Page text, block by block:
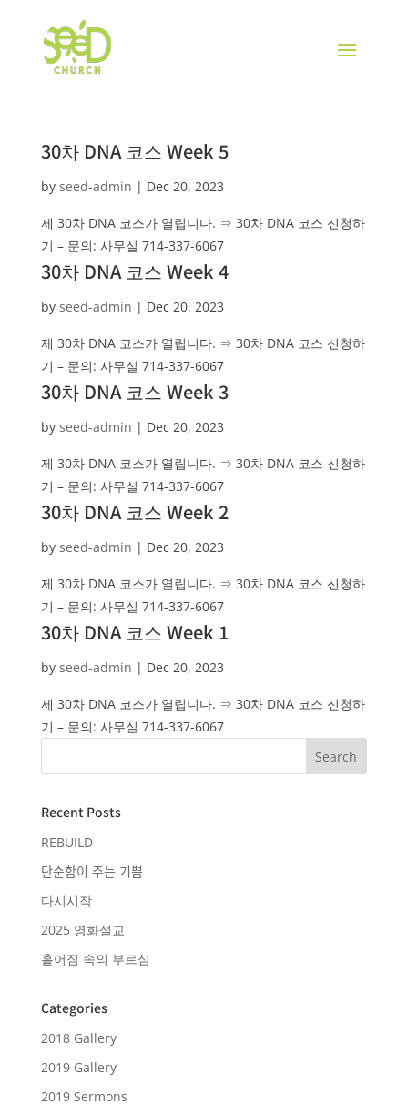
30차 DNA 코스 Week 5
by seed-admin | Dec 20, 2023
제 30차 DNA 코스가 열립니다. ⇒ 30차 DNA 코스 신청하
기 – 문의: 사무실 714-337-6067
30차 DNA 코스 Week 4
by seed-admin | Dec 20, 2023
제 30차 DNA 코스가 열립니다. ⇒ 30차 DNA 코스 신청하
기 – 문의: 사무실 714-337-6067
30차 DNA 코스 Week 3
by seed-admin | Dec 20, 2023
제 30차 DNA 코스가 열립니다. ⇒ 30차 DNA 코스 신청하
기 – 문의: 사무실 714-337-6067
30차 DNA 코스 Week 2
by seed-admin | Dec 20, 2023
제 30차 DNA 코스가 열립니다. ⇒ 30차 DNA 코스 신청하
기 – 문의: 사무실 714-337-6067
30차 DNA 코스 Week 1
by seed-admin | Dec 20, 2023
제 30차 DNA 코스가 열립니다. ⇒ 30차 DNA 코스 신청하
기 – 문의: 사무실 714-337-6067
Recent Posts
REBUILD
단순함이 주는 기쁨
다시시작
2025 영화설교
흩어짐 속의 부르심
Categories
2018 Gallery
2019 Gallery
2019 Sermons